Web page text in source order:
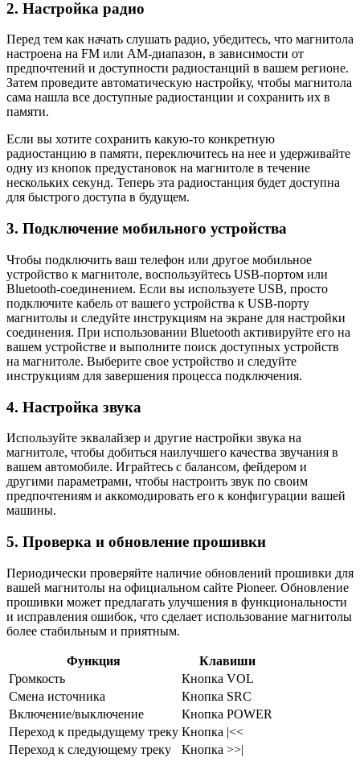
2. Настройка радио
Перед тем как начать слушать радио, убедитесь, что магнитола
настроена на FM или AM-диапазон, в зависимости от
предпочтений и доступности радиостанций в вашем регионе.
Затем проведите автоматическую настройку, чтобы магнитола
сама нашла все доступные радиостанции и сохранить их в
памяти.
Если вы хотите сохранить какую-то конкретную
радиостанцию в памяти, переключитесь на нее и удерживайте
одну из кнопок предустановок на магнитоле в течение
нескольких секунд. Теперь эта радиостанция будет доступна
для быстрого доступа в будущем.
3. Подключение мобильного устройства
Чтобы подключить ваш телефон или другое мобильное
устройство к магнитоле, воспользуйтесь USB-портом или
Bluetooth-соединением. Если вы используете USB, просто
подключите кабель от вашего устройства к USB-порту
магнитолы и следуйте инструкциям на экране для настройки
соединения. При использовании Bluetooth активируйте его на
вашем устройстве и выполните поиск доступных устройств
на магнитоле. Выберите свое устройство и следуйте
инструкциям для завершения процесса подключения.
4. Настройка звука
Используйте эквалайзер и другие настройки звука на
магнитоле, чтобы добиться наилучшего качества звучания в
вашем автомобиле. Играйтесь с балансом, фейдером и
другими параметрами, чтобы настроить звук по своим
предпочтениям и аккомодировать его к конфигурации вашей
машины.
5. Проверка и обновление прошивки
Периодически проверяйте наличие обновлений прошивки для
вашей магнитолы на официальном сайте Pioneer. Обновление
прошивки может предлагать улучшения в функциональности
и исправления ошибок, что сделает использование магнитолы
более стабильным и приятным.
Функция
Клавиши
Громкость
Кнопка VOL
Смена источника
Кнопка SRC
Включение/выключение
Кнопка POWER
Переход к предыдущему треку Кнопка |<<
Переход к следующему треку
Кнопка >>|